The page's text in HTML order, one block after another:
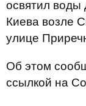
освятил
Киева возле
улице
Об этом
ссылкой на